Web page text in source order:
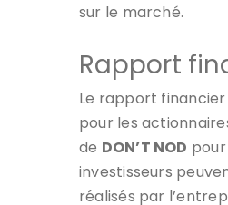
sur le marché.
Rapport
Le rapport
pour les
de DON’T NOD
investisseurs
réalisés par